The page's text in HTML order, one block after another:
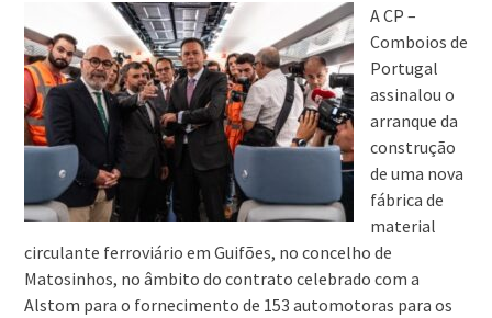
A CP –
Comboios de
Portugal
assinalou o
arranque da
construção
de uma nova
fábrica de
material
circulante ferroviário em Guifões, no concelho de
Matosinhos, no âmbito do contrato celebrado com a
Alstom para o fornecimento de 153 automotoras para os